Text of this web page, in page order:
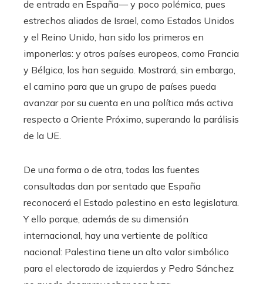
de entrada en España— y poco polémica, pues
estrechos aliados de Israel, como Estados Unidos
y el Reino Unido, han sido los primeros en
imponerlas: y otros países europeos, como Francia
y Bélgica, los han seguido. Mostrará, sin embargo,
el camino para que un grupo de países pueda
avanzar por su cuenta en una política más activa
respecto a Oriente Próximo, superando la parálisis
de la UE.
De una forma o de otra, todas las fuentes
consultadas dan por sentado que España
reconocerá el Estado palestino en esta legislatura.
Y ello porque, además de su dimensión
internacional, hay una vertiente de política
nacional: Palestina tiene un alto valor simbólico
para el electorado de izquierdas y Pedro Sánchez